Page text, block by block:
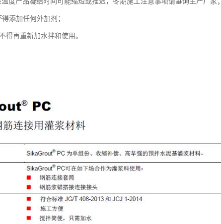
添加任何外加剂；
得再重新加水拌和使用。